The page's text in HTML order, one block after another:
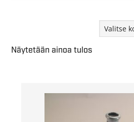
Näytetään ainoa tulos